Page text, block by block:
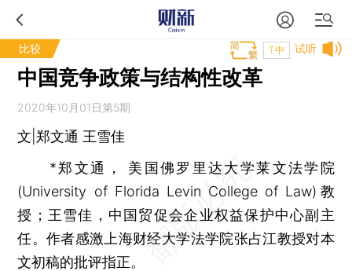
比较 试听
T中
中国竞争政策与结构性改革
2020年10月01日第5期
文|郑文通 王雪佳
*郑文通， 美国佛罗里达大学莱文法学院
(University of Florida Levin College of Law)教
授；王雪佳，中国贸促会企业权益保护中心副主
任。作者感激上海财经大学法学院张占江教授对本
文初稿的批评指正。